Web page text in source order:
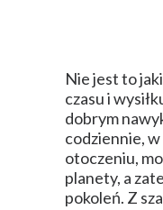
Nie jest to
czasu i
dobrym
codziennie,
otoczeniu,
planety, a
pokoleń. Z